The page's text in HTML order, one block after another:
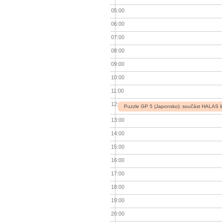
05:00
06:00
07:00
08:00
09:00
10:00
11:00
12:00Puzzle GP 5 (Japonsko): součást HALAS
13:00
14:00
15:00
16:00
17:00
18:00
19:00
20:00